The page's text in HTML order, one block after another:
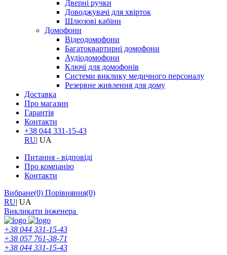
Дверні ручки
Доводжувачі для хвірток
Шлюзові кабіни
Домофони
Відеодомофони
Багатоквартирні домофони
Аудіодомофони
Ключі для домофонів
Системи виклику медичного персоналу
Резервне живлення для дому
Доставка
Про магазин
Гарантія
Контакти
+38 044 331-15-43
RU| UA
Питання - відповіді
Про компанію
Контакти
Вибране(0) Порівняння(0)
RU| UA
Викликати інженера
+38 044 331-15-43
+38 057 761-38-71
+38 044 331-15-43